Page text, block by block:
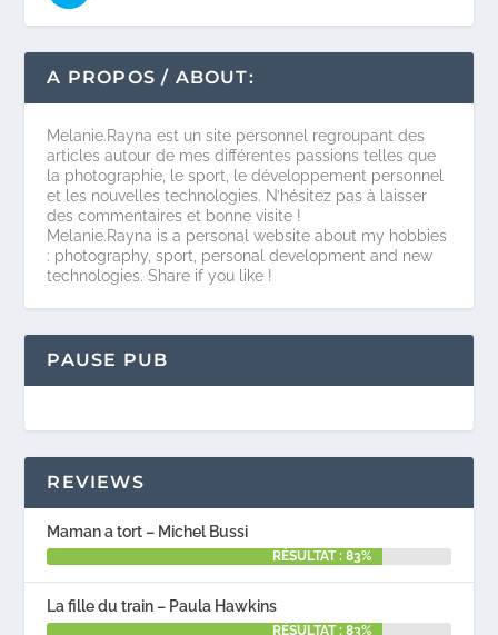
A PROPOS / ABOUT:
Melanie.Rayna est un site personnel regroupant des
articles autour de mes différentes passions telles que
la photographie, le sport, le développement personnel
et les nouvelles technologies. N’hésitez pas à laisser
des commentaires et bonne visite !
Melanie.Rayna is a personal website about my hobbies
: photography, sport, personal development and new
technologies. Share if you like !
PAUSE PUB
REVIEWS
Maman a tort – Michel Bussi
RÉSULTAT : 83%
La fille du train – Paula Hawkins
RÉSULTAT : 83%